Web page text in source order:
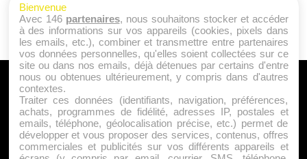
A PROPOS
Qui sommes nous ?
Mentions Légales
Publicité
Bienvenue
Avec 146 partenaires, nous souhaitons stocker et accéder
à des informations sur vos appareils (cookies, pixels dans
les emails, etc.), combiner et transmettre entre partenaires
vos données personnelles, qu'elles soient collectées sur ce
site ou dans nos emails, déjà détenues par certains d'entre
nous ou obtenues ultérieurement, y compris dans d'autres
contextes.
Traiter ces données (identifiants, navigation, préférences,
achats, programmes de fidélité, adresses IP, postales et
emails, téléphone, géolocalisation précise, etc.) permet de
développer et vous proposer des services, contenus, offres
commerciales et publicités sur vos différents appareils et